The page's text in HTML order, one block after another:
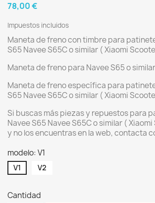
78,00 €
Impuestos incluidos
Maneta de freno con timbre para
S65 Navee S65C o similar ( Xiaomi
Maneta de freno para Navee S65 o
Maneta de freno específica para
S65 Navee S65C o similar ( Xiaomi
Si buscas más piezas y repuestos para
Navee S65 Navee S65C o similar (
y no los encuentras en la web, contacta
modelo: V1
V1 V2
Cantidad